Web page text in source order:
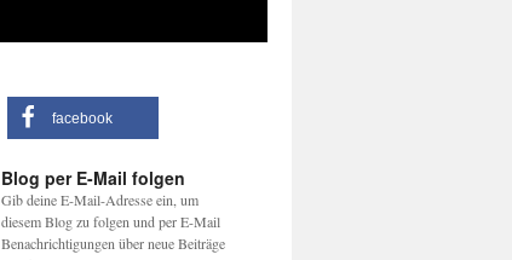
facebook
Blog per E-Mail folgen
Gib deine E-Mail-Adresse ein, um
diesem Blog zu folgen und per E-Mail
Benachrichtigungen über neue Beiträge